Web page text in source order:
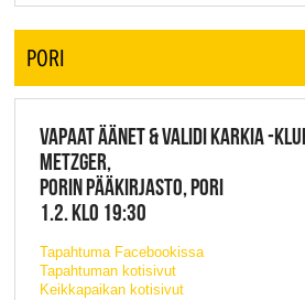
PORI
VAPAAT ÄÄNET & VALIDI KARKIA -
METZGER,
PORIN PÄÄKIRJASTO, PORI
1.2. KLO 19:30
Tapahtuma Facebookissa
Tapahtuman kotisivut
Keikkapaikan kotisivut